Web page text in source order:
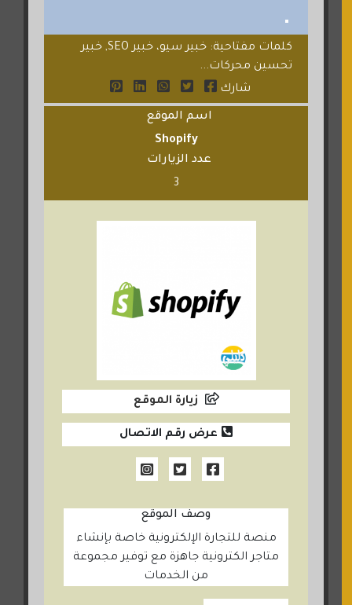
كلمات مفتاحية: خبير سيو، خبير SEO, خبير
تحسين محركات...
شارك
اسم الموقع
Shopify
عدد الزيارات
3
زيارة الموقع
عرض رقم الاتصال
وصف الموقع
منصة للتجارة الإلكترونية خاصة بإنشاء
متاجر الكترونية جاهزة مع توفير مجموعة
من الخدمات